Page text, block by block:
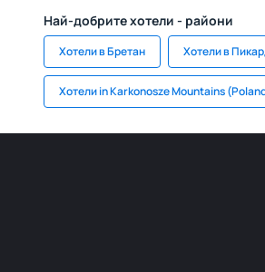
Най-добрите хотели - райони
Хотели в Бретан Хотели в
Хотели in Karkonosze Mountains